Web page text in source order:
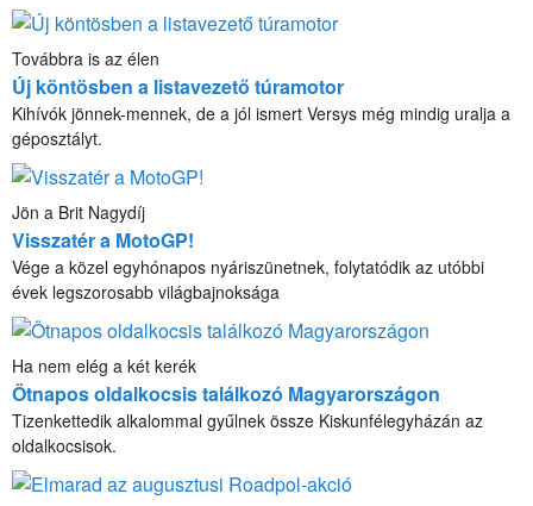
Továbbra is az élen
Új köntösben a listavezető túramotor
Kihívók jönnek-mennek, de a jól ismert Versys még mindig uralja a
géposztályt.
Jön a Brit Nagydíj
Visszatér a MotoGP!
Vége a közel egyhónapos nyáriszünetnek, folytatódik az utóbbi
évek legszorosabb világbajnoksága
Ha nem elég a két kerék
Ötnapos oldalkocsis találkozó Magyarországon
Tizenkettedik alkalommal gyűlnek össze Kiskunfélegyházán az
oldalkocsisok.